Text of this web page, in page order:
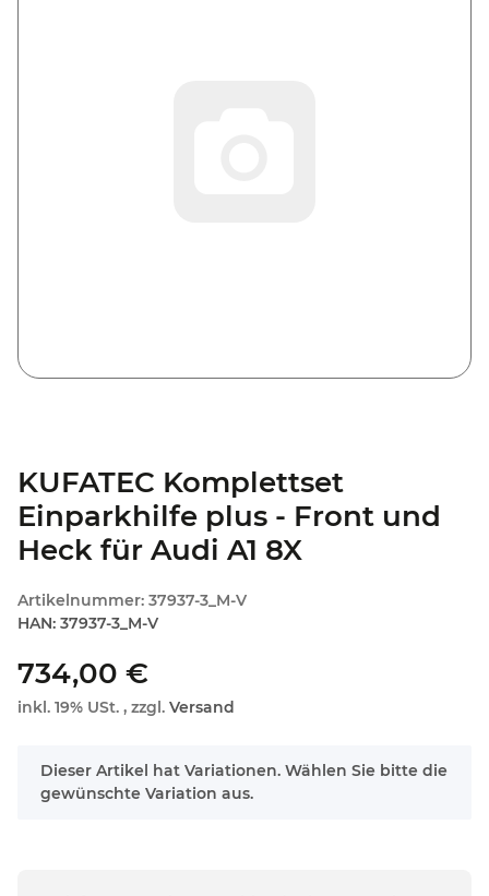
KUFATEC Komplettset
Einparkhilfe plus - Front und
Heck für Audi A1 8X
Artikelnummer: 37937-3_M-V
HAN: 37937-3_M-V
734,00 €
inkl. 19% USt. , zzgl. Versand
x
Dieser Artikel hat Variationen. Wählen Sie bitte die
gewünschte Variation aus.